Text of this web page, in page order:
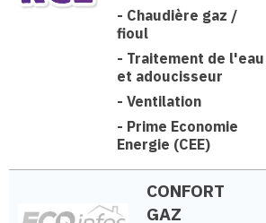
- Chaudière gaz /
fioul
- Traitement de l'eau
et adoucisseur
- Ventilation
- Prime Economie
Energie (CEE)
CONFORT
GAZ